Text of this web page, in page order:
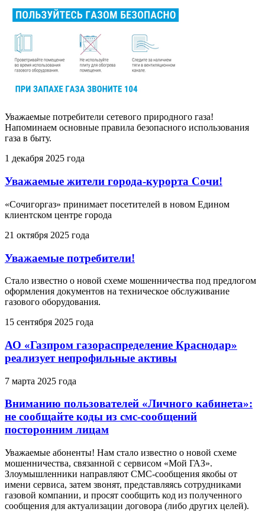
Уважаемые потребители сетевого природного газа!
Напоминаем основные правила безопасного использования
газа в быту.
1 декабря 2025 года
Уважаемые жители города-курорта Сочи!
«Сочигоргаз» принимает посетителей в новом Едином
клиентском центре города
21 октября 2025 года
Уважаемые потребители!
Стало известно о новой схеме мошенничества под предлогом
оформления документов на техническое обслуживание
газового оборудования.
15 сентября 2025 года
АО «Газпром газораспределение Краснодар»
реализует непрофильные активы
7 марта 2025 года
Вниманию пользователей «Личного кабинета»:
не сообщайте коды из смс-сообщений
посторонним лицам
Уважаемые абоненты! Нам стало известно о новой схеме
мошенничества, связанной с сервисом «Мой ГАЗ».
Злоумышленники направляют СМС-сообщения якобы от
имени сервиса, затем звонят, представляясь сотрудниками
газовой компании, и просят сообщить код из полученного
сообщения для актуализации договора (либо других целей).